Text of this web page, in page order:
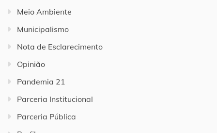
Meio Ambiente
Municipalismo
Nota de Esclarecimento
Opinião
Pandemia 21
Parceria Institucional
Parceria Pública